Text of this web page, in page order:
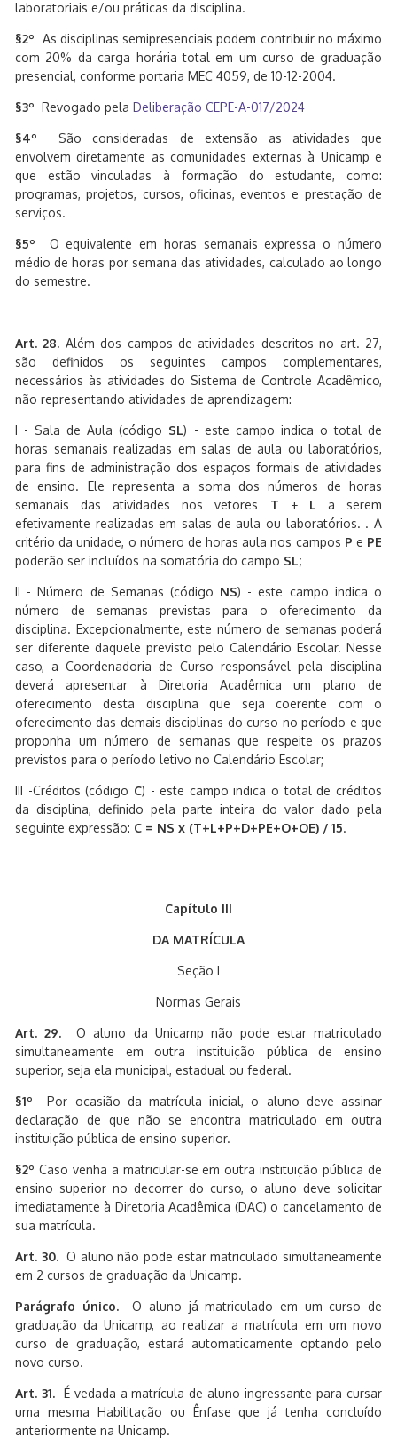
laboratoriais e/ou práticas da disciplina.
§2º As disciplinas semipresenciais podem contribuir no máximo
com 20% da carga horária total em um curso de graduação
presencial, conforme portaria MEC 4059, de 10-12-2004.
§3º Revogado pela Deliberação CEPE-A-017/2024
§4º São consideradas de extensão as atividades que
envolvem diretamente as comunidades externas à Unicamp e
que estão vinculadas à formação do estudante, como:
programas, projetos, cursos, oficinas, eventos e prestação de
serviços.
§5º O equivalente em horas semanais expressa o número
médio de horas por semana das atividades, calculado ao longo
do semestre.
Art. 28. Além dos campos de atividades descritos no art. 27,
são definidos os seguintes campos complementares,
necessários às atividades do Sistema de Controle Acadêmico,
não representando atividades de aprendizagem:
I - Sala de Aula (código SL) - este campo indica o total de
horas semanais realizadas em salas de aula ou laboratórios,
para fins de administração dos espaços formais de atividades
de ensino. Ele representa a soma dos números de horas
semanais das atividades nos vetores T + L a serem
efetivamente realizadas em salas de aula ou laboratórios. . A
critério da unidade, o número de horas aula nos campos P e PE
poderão ser incluídos na somatória do campo SL;
II - Número de Semanas (código NS) - este campo indica o
número de semanas previstas para o oferecimento da
disciplina. Excepcionalmente, este número de semanas poderá
ser diferente daquele previsto pelo Calendário Escolar. Nesse
caso, a Coordenadoria de Curso responsável pela disciplina
deverá apresentar à Diretoria Acadêmica um plano de
oferecimento desta disciplina que seja coerente com o
oferecimento das demais disciplinas do curso no período e que
proponha um número de semanas que respeite os prazos
previstos para o período letivo no Calendário Escolar;
III -Créditos (código C) - este campo indica o total de créditos
da disciplina, definido pela parte inteira do valor dado pela
seguinte expressão: C = NS x (T+L+P+D+PE+O+OE) / 15.
Capítulo III
DA MATRÍCULA
Seção I
Normas Gerais
Art. 29. O aluno da Unicamp não pode estar matriculado
simultaneamente em outra instituição pública de ensino
superior, seja ela municipal, estadual ou federal.
§1ºPor ocasião da matrícula inicial, o aluno deve assinar
declaração de que não se encontra matriculado em outra
instituição pública de ensino superior.
§2º Caso venha a matricular-se em outra instituição pública de
ensino superior no decorrer do curso, o aluno deve solicitar
imediatamente à Diretoria Acadêmica (DAC) o cancelamento de
sua matrícula.
Art. 30. O aluno não pode estar matriculado simultaneamente
em 2 cursos de graduação da Unicamp.
Parágrafo único.O aluno já matriculado em um curso de
graduação da Unicamp, ao realizar a matrícula em um novo
curso de graduação, estará automaticamente optando pelo
novo curso.
Art. 31. É vedada a matrícula de aluno ingressante para cursar
uma mesma Habilitação ou Ênfase que já tenha concluído
anteriormente na Unicamp.